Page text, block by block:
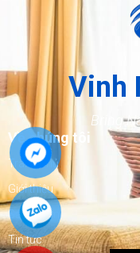
Vinh
Bring
Về chúng tôi
Trang chủ
Giới thiệu
Sản phẩm
Tin tức